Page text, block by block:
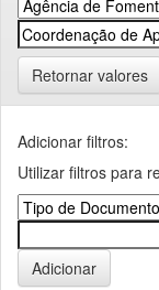
Retornar valores
Adicionar filtros:
Utilizar filtros para